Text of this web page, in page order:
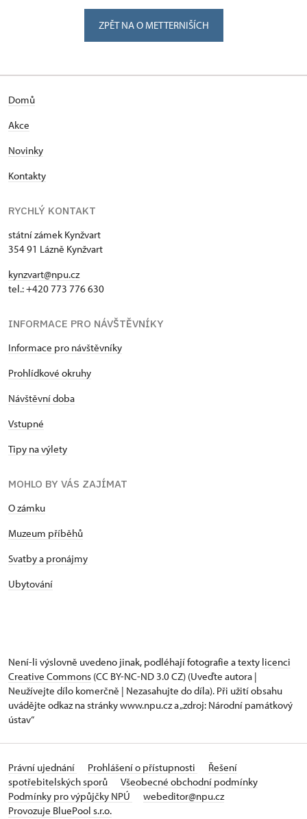
ZPĚT NA O METTERNIŠÍCH
Domů
Akce
Novinky
Kontakty
RYCHLÝ KONTAKT
státní zámek Kynžvart
354 91 Lázně Kynžvart
kynzvart@npu.cz
tel.: +420 773 776 630
INFORMACE PRO NÁVŠTĚVNÍKY
Informace pro návštěvníky
Prohlídkové okruhy
Návštěvní doba
Vstupné
Tipy na výlety
MOHLO BY VÁS ZAJÍMAT
O zámku
Muzeum příběhů
Svatby a pronájmy
Ubytování
Není-li výslovně uvedeno jinak, podléhají fotografie a texty licenci
Creative Commons (CC BY-NC-ND 3.0 CZ) (Uveďte autora |
Neužívejte dílo komerčně | Nezasahujte do díla). Při užití obsahu
uvádějte odkaz na stránky www.npu.cz a „zdroj: Národní památkový
ústav“
Právní ujednání Prohlášení o přístupnosti
Řešení
spotřebitelských sporů
Všeobecné obchodní podmínky
Podmínky pro výpůjčky NPÚ
webeditor@npu.cz
Provozuje BluePool s.r.o.